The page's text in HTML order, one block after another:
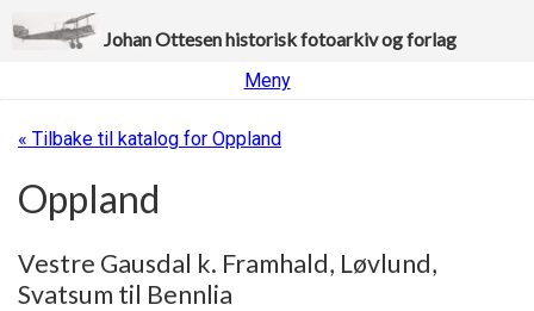
Johan Ottesen historisk fotoarkiv og forlag
Meny
« Tilbake til katalog for Oppland
Oppland
Vestre Gausdal k. Framhald, Løvlund,
Svatsum til Bennlia